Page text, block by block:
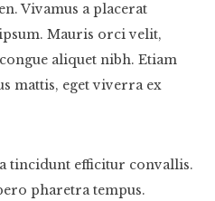
Vivamus a placerat
Mauris orci velit,
aliquet nibh. Etiam
mattis, eget viverra ex
tincidunt efficitur convallis.
pharetra tempus.